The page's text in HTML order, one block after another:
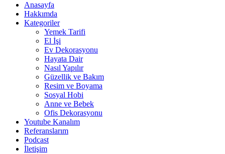
Anasayfa
Hakkımda
Kategoriler
Yemek Tarifi
El İşi
Ev Dekorasyonu
Hayata Dair
Nasıl Yapılır
Güzellik ve Bakım
Resim ve Boyama
Sosyal Hobi
Anne ve Bebek
Ofis Dekorasyonu
Youtube Kanalım
Referanslarım
Podcast
İletişim